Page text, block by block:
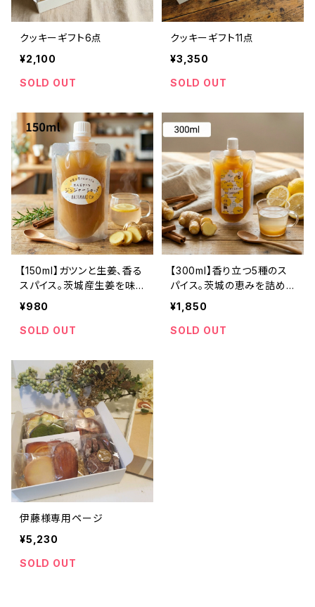
クッキーギフト6点
¥2,100
SOLD OUT
クッキーギフト11点
¥3,350
SOLD OUT
【150ml】ガツンと生姜、香る
スパイス。茨城産生姜を味
わう本格クラフトジンジャー
¥980
SOLD OUT
【300ml】香り立つ5種のス
パイス。茨城の恵みを詰め
込んだ自家製ジンジャーシ
ロップ
¥1,850
SOLD OUT
伊藤様専用ページ
¥5,230
SOLD OUT